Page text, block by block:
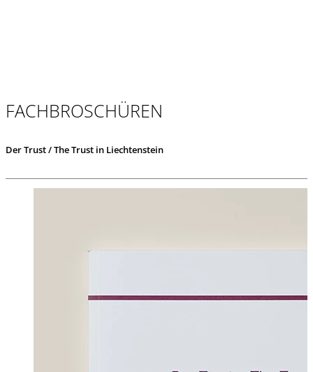
FACHBROSCHÜREN
Der Trust / The Trust in Liechtenstein